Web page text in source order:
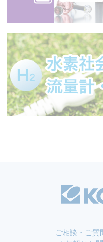
ご相談・ご質